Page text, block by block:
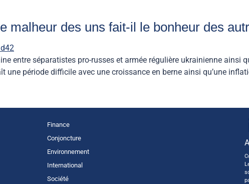
malheur des uns fait-il le bonheur des
entre séparatistes pro-russes et armée régulière ukrainienne ainsi
une période difficile avec une croissance en berne ainsi qu’une
Finance
Conjoncture
Environnement
International
Société